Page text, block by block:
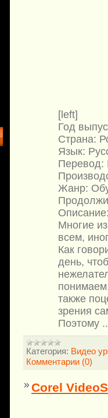
[left]
Год
Страна:
Язык:
Перевод:
Жанр:
Многие
всем,
Как
день,
также
зрения
Поэтому
Категория: Видео
Комментарии (0)
Corel